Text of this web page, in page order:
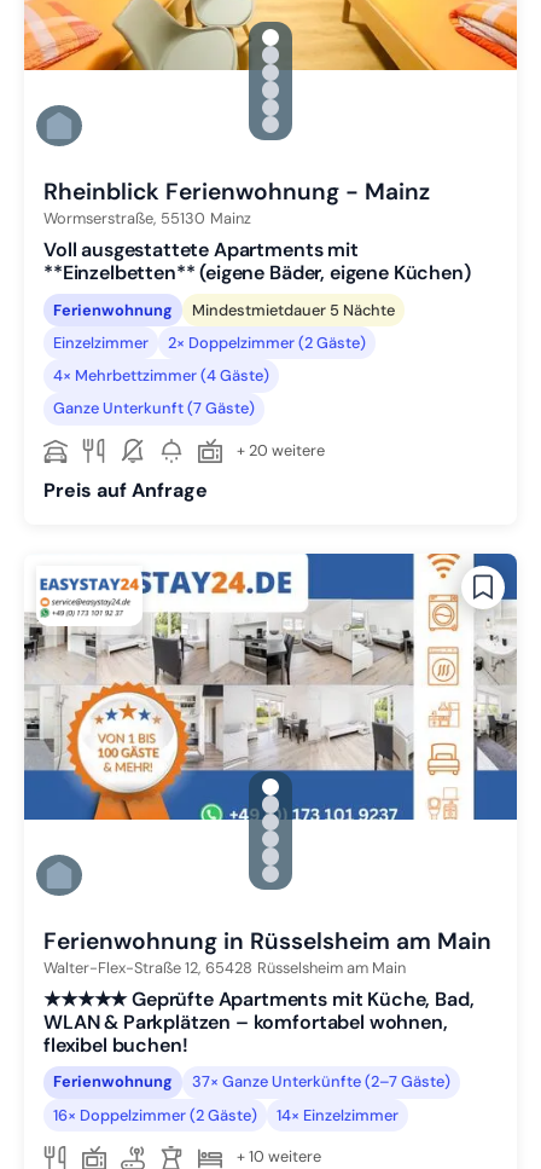
gallery.slide_selector
Zu Slide 1 wechseln
Zu Slide 2 wechseln
Zu Slide 3 wechseln
Zu Slide 4 wechseln
Zu Slide 5 wechseln
Zu Slide 6 wechseln
Rheinblick Ferienwohnung - Mainz
Wormserstraße, 55130 Mainz
Voll ausgestattete Apartments mit
**Einzelbetten** (eigene Bäder, eigene Küchen)
Ferienwohnung
Mindestmietdauer 5 Nächte
Einzelzimmer
2× Doppelzimmer (2 Gäste)
4× Mehrbettzimmer (4 Gäste)
Ganze Unterkunft (7 Gäste)
+ 20 weitere
Preis auf Anfrage
gallery.slide_selector
Zu Slide 1 wechseln
Zu Slide 2 wechseln
Zu Slide 3 wechseln
Zu Slide 4 wechseln
Zu Slide 5 wechseln
Zu Slide 6 wechseln
Ferienwohnung in Rüsselsheim am Main
Walter-Flex-Straße 12, 65428 Rüsselsheim am Main
★★★★★ Geprüfte Apartments mit Küche, Bad,
WLAN & Parkplätzen – komfortabel wohnen,
flexibel buchen!
Ferienwohnung
37× Ganze Unterkünfte (2–7 Gäste)
16× Doppelzimmer (2 Gäste)
14× Einzelzimmer
+ 10 weitere